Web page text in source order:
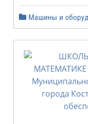
Машины и